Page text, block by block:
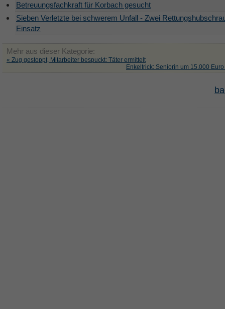
Betreuungsfachkraft für Korbach gesucht
Sieben Verletzte bei schwerem Unfall - Zwei
Einsatz
Mehr aus dieser Kategorie:
« Zug gestoppt, Mitarbeiter bespuckt: Täter ermittelt
Enkeltrick: Seniorin um 15.000